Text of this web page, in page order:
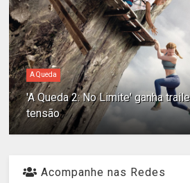
A Queda
'A Queda 2: No Limite' ganha
tensão
Acompanhe nas Redes